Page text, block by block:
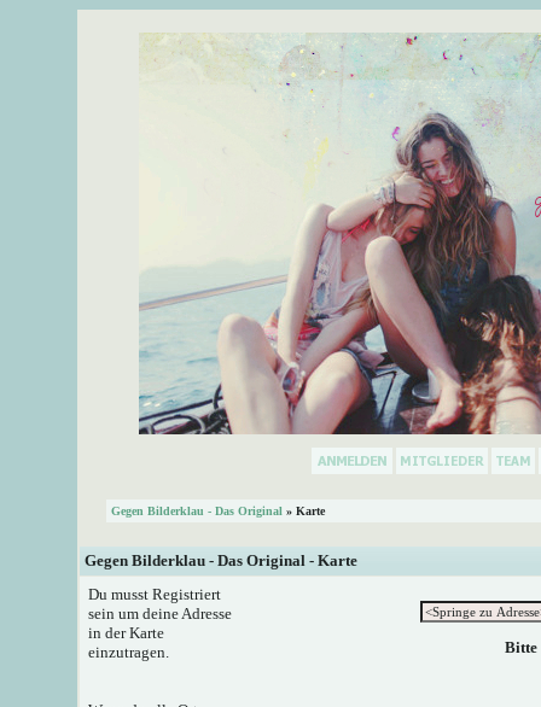
Gegen Bilderklau - Das Original » Karte
Gegen Bilderklau - Das Original - Karte
Du musst Registriert
sein um deine Adresse
in der Karte
einzutragen.
Bitte